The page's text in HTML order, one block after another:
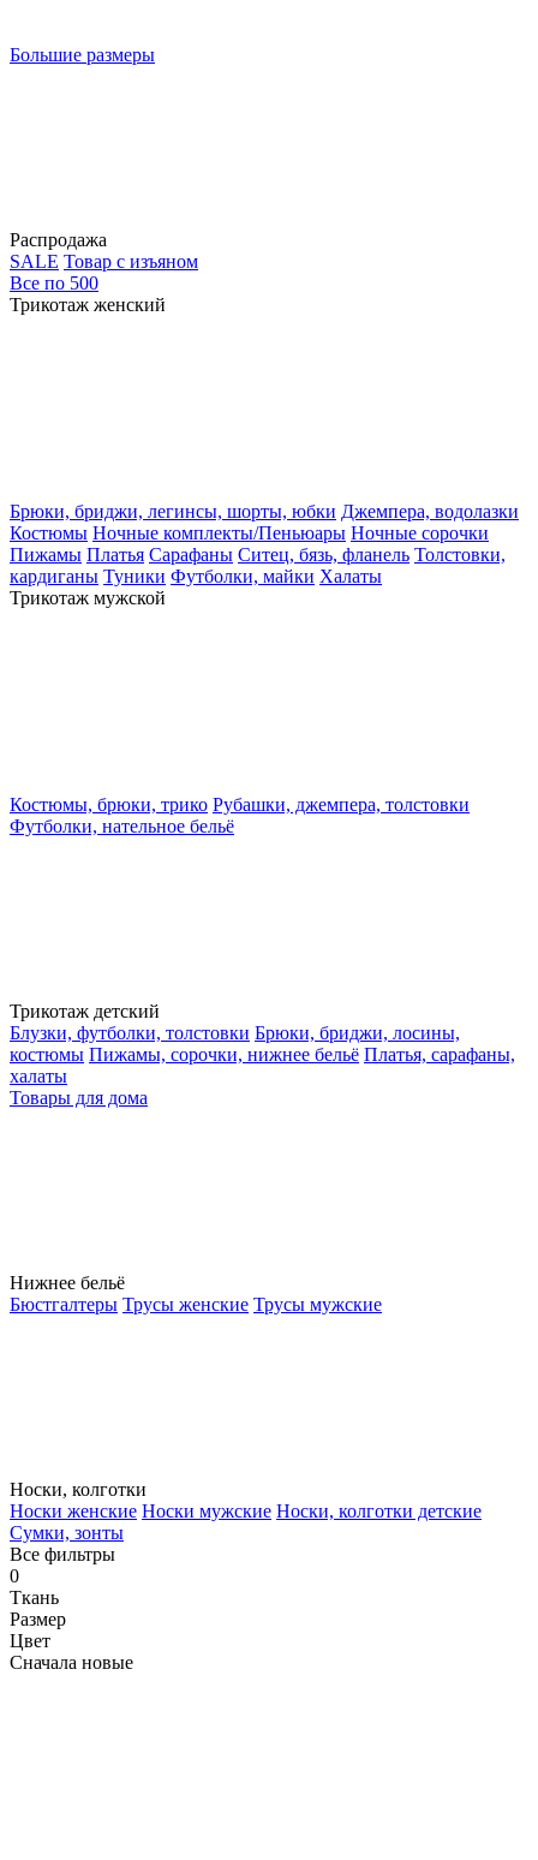
Большие размеры
Распродажа
SALE Товар с изъяном
Все по 500
Трикотаж женский
Брюки, бриджи, легинсы, шорты, юбки Джемпера, водолазки
Костюмы Ночные комплекты/Пеньюары Ночные сорочки
Пижамы Платья Сарафаны Ситец, бязь, фланель Толстовки,
кардиганы Туники Футболки, майки Халаты
Трикотаж мужской
Костюмы, брюки, трико Рубашки, джемпера, толстовки
Футболки, нательное бельё
Трикотаж детский
Блузки, футболки, толстовки Брюки, бриджи, лосины,
костюмы Пижамы, сорочки, нижнее бельё Платья, сарафаны,
халаты
Товары для дома
Нижнее бельё
Бюстгалтеры Трусы женские Трусы мужские
Носки, колготки
Носки женские Носки мужские Носки, колготки детские
Сумки, зонты
Все фильтры
0
Ткань
Размер
Цвет
Сначала новые